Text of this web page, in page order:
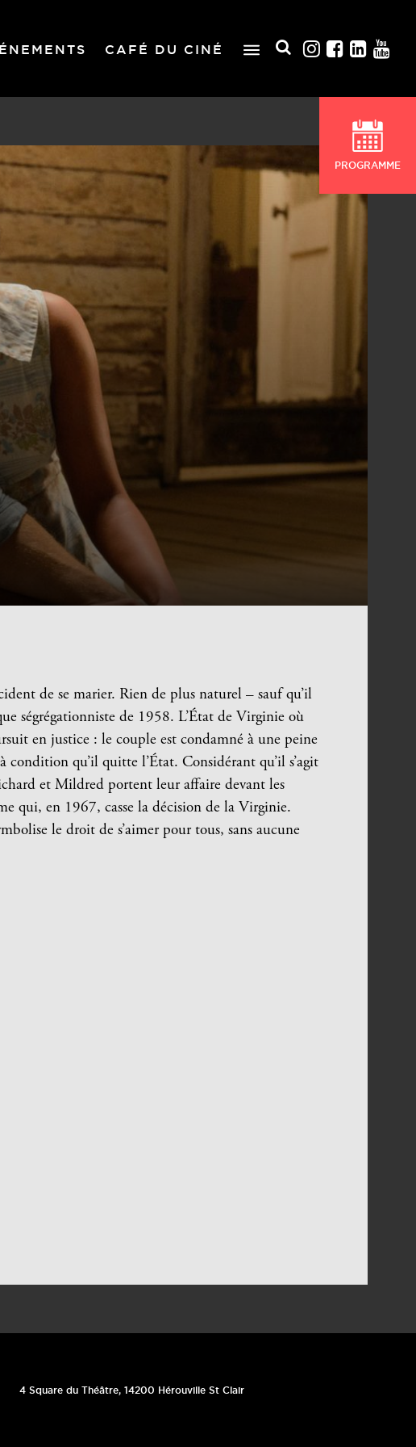
CAFÉ DU CINÉ
de se marier. Rien de plus naturel – sauf qu’il
ségrégationniste de 1958. L’État de Virginie où
en justice : le couple est condamné à une peine
condition qu’il quitte l’État. Considérant qu’il s’agit
et Mildred portent leur affaire devant les
qui, en 1967, casse la décision de la Virginie.
le droit de s’aimer pour tous, sans aucune
PROGRAMME
4 Square du Théâtre, 14200 Hérouville St Clair